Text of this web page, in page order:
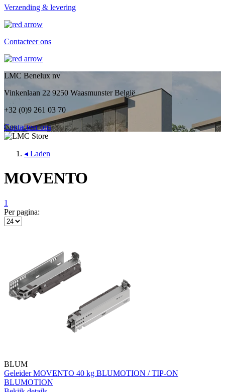
Verzending & levering
Contacteer ons
LMC Benelux nv
Vinkenlaan 22 9250 Waasmunster België
+32 (0)9 261 03 70
Contacteer ons
◂ Laden
MOVENTO
1
Per pagina:
BLUM
Geleider MOVENTO 40 kg BLUMOTION / TIP-ON
BLUMOTION